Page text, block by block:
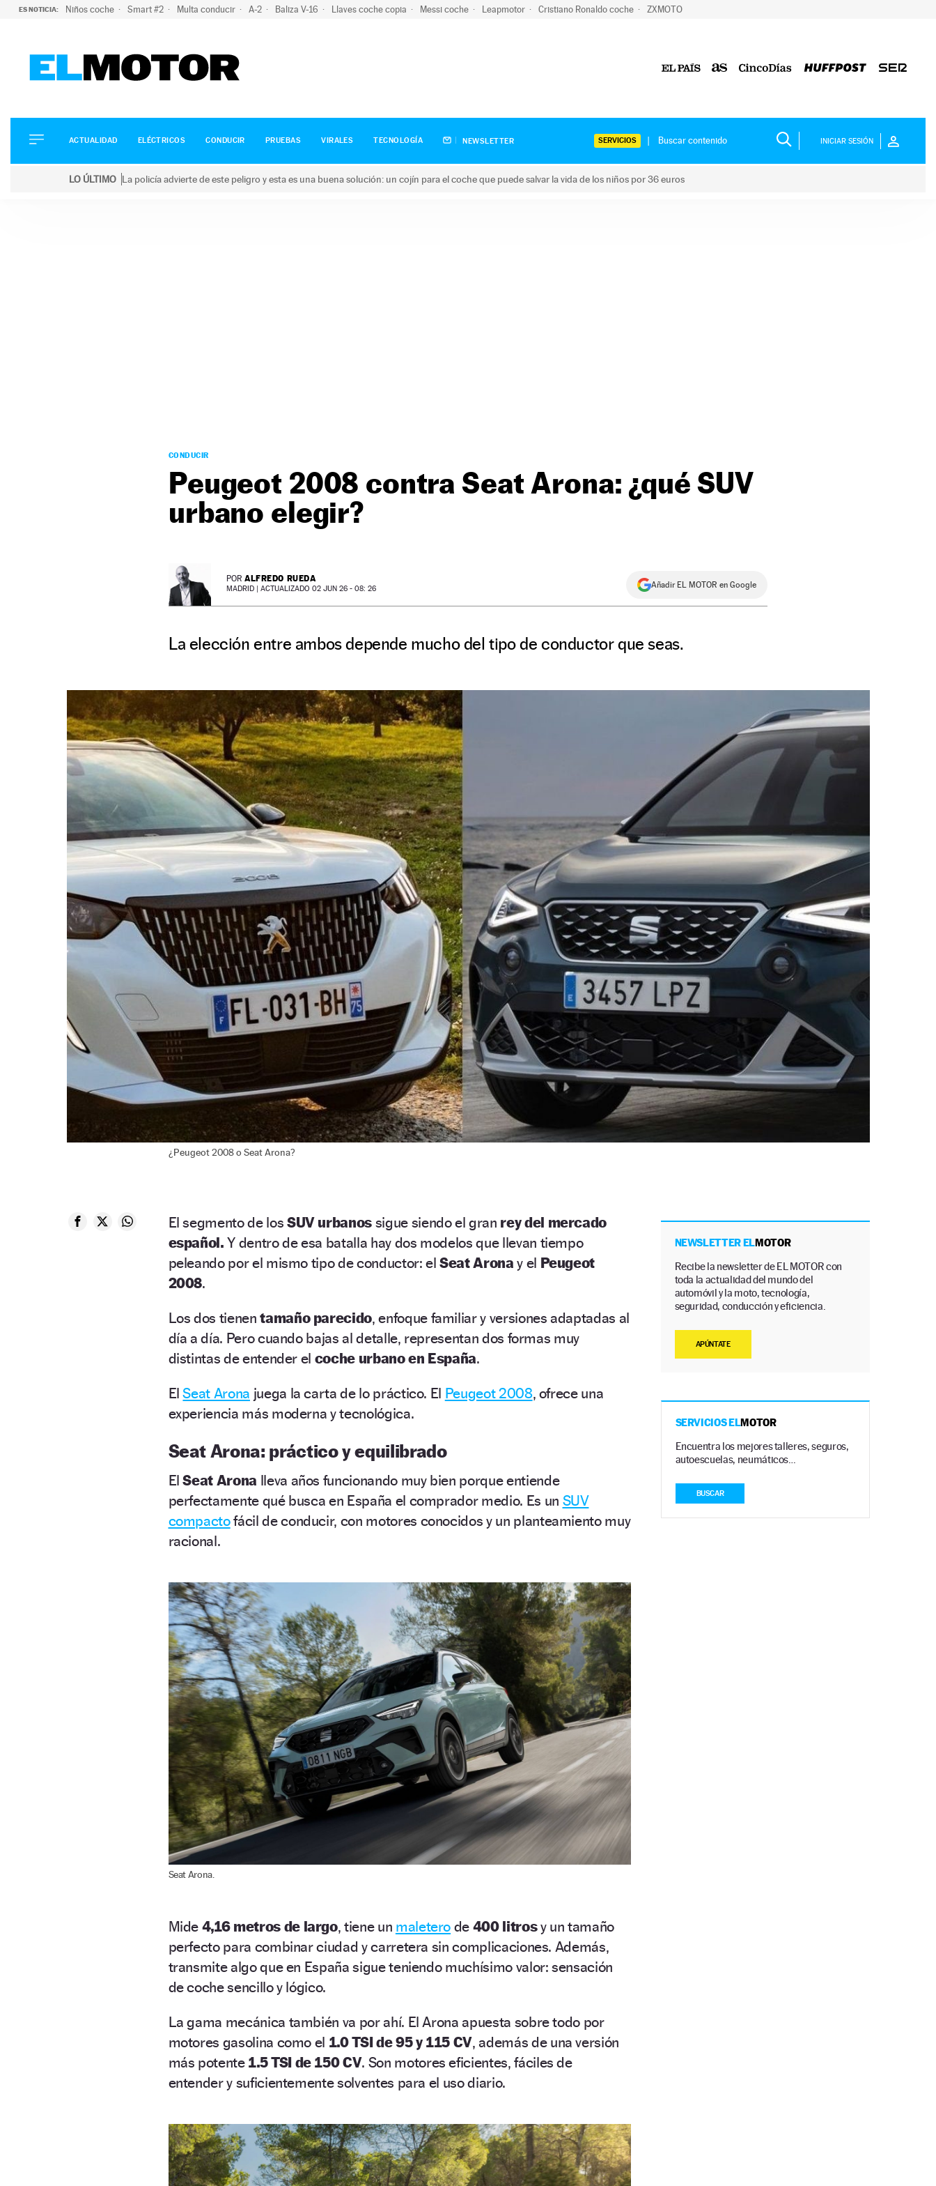
ES NOTICIA: Niños coche Smart #2 Multa conducir A-2 Baliza V-16 Llaves coche copia Messi coche Leapmotor Cristiano Ronaldo coche ZXMOTO
ELÉCTRICOS
CONDUCIR
ACTUALIDAD ELÉCTRICOS CONDUCIR PRUEBAS VIRALES TECNOLOGÍA NEWSLETTER SERVICIOS INICIAR SESIÓN
LO ÚLTIMO La policía advierte de este peligro y esta es una buena solución: un cojín para el coche que puede salvar la vida de los niños por 36 euros
CONDUCIR
Peugeot 2008 contra Seat Arona: ¿qué SUV
urbano elegir?
POR ALFREDO RUEDA
MADRID | ACTUALIZADO 02 JUN 26 - 08: 26 Añadir EL MOTOR en Google
La elección entre ambos depende mucho del tipo de conductor que seas.
¿Peugeot 2008 o Seat Arona?
El segmento de los SUV urbanos sigue siendo el gran rey del mercado
español. Y dentro de esa batalla hay dos modelos que llevan tiempo
peleando por el mismo tipo de conductor: elSeat Arona y el Peugeot
2008.
Los dos tienentamaño parecido, enfoque familiar y versiones adaptadas al
día a día. Pero cuando bajas al detalle, representan dos formas muy
distintas de entender el coche urbano en España.
ElSeat Arona juega la carta de lo práctico. El Peugeot 2008, ofrece una
experiencia más moderna y tecnológica.
Seat Arona: práctico y equilibrado
ElSeat Arona lleva años funcionando muy bien porque entiende
perfectamente qué busca en España el comprador medio. Es un SUV
compactofácil de conducir, con motores conocidos y un planteamiento muy
racional.
Seat Arona.
Mide 4,16 metros de largo, tiene un maletero de 400 litrosy un tamaño
perfecto para combinar ciudad y carretera sin complicaciones. Además,
transmite algo que en España sigue teniendo muchísimo valor: sensación
de coche sencillo y lógico.
La gama mecánica también va por ahí. El Arona apuesta sobre todo por
motores gasolina como el 1.0 TSI de 95 y 115 CV, además de una versión
más potente 1.5 TSI de 150 CV. Son motores eficientes, fáciles de
entender y suficientemente solventes para el uso diario.
NEWSLETTER ELMOTOR
Recibe la newsletter de EL MOTOR con
toda la actualidad del mundo del
automóvil y la moto, tecnología,
seguridad, conducción y eficiencia.
APÚNTATE
SERVICIOS ELMOTOR
Encuentra los mejores talleres, seguros,
autoescuelas, neumáticos…
BUSCAR